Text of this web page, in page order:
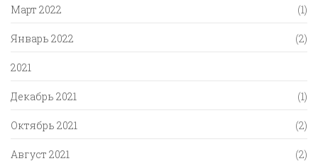
Март 2022 (1)
Январь 2022 (2)
2021
Декабрь 2021 (1)
Октябрь 2021 (2)
Август 2021 (2)